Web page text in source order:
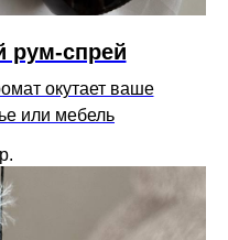
рум-спрей
окутает ваше
или мебель
р.